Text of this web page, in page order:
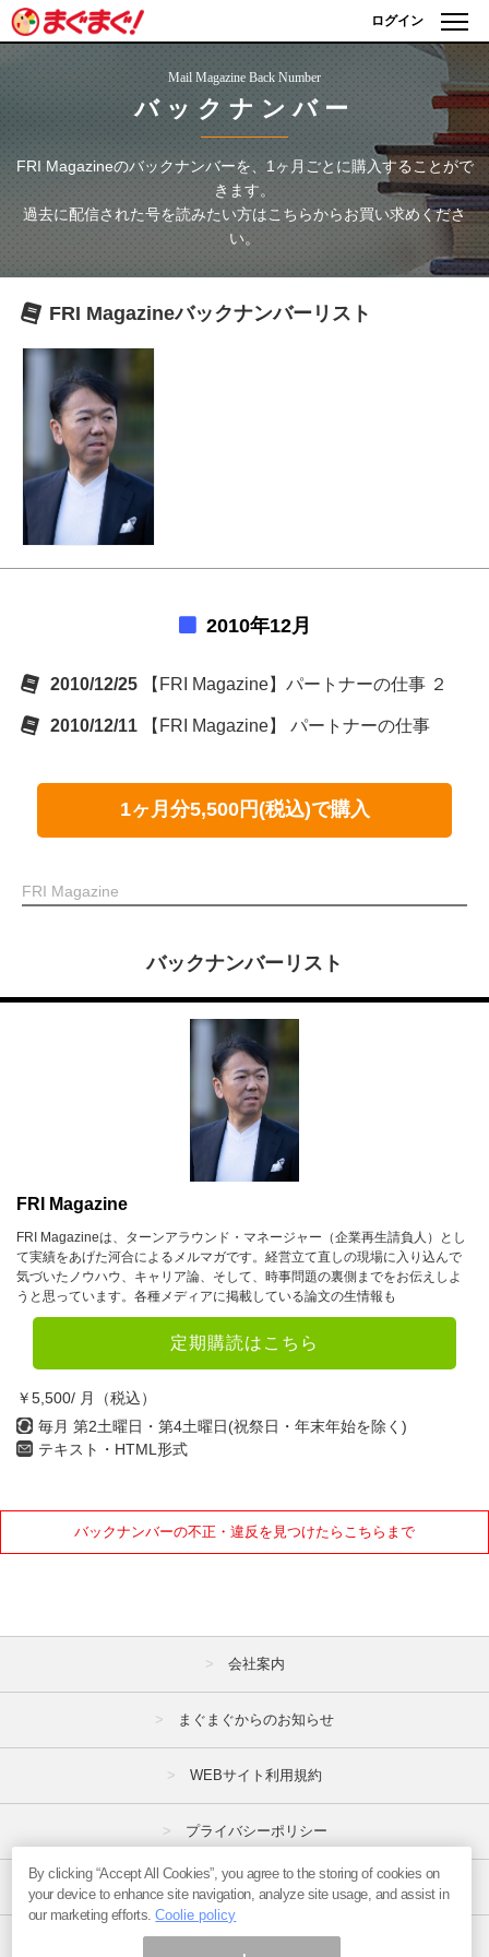
ログイン
Mail Magazine Back Number
バックナンバー
FRI Magazineのバックナンバーを、1ヶ月ごとに購入することがで
きます。
過去に配信された号を読みたい方はこちらからお買い求めくださ
い。
FRI Magazineバックナンバーリスト
2010年12月
2010/12/25 【FRI Magazine】パートナーの仕事 ２
2010/12/11 【FRI Magazine】 パートナーの仕事
1ヶ月分5,500円(税込)で購入
FRI Magazine
バックナンバーリスト
FRI Magazine
FRI Magazineは、ターンアラウンド・マネージャー（企業再生請負人）とし
て実績をあげた河合によるメルマガです。経営立て直しの現場に入り込んで
気づいたノウハウ、キャリア論、そして、時事問題の裏側までをお伝えしよ
うと思っています。各種メディアに掲載している論文の生情報も
定期購読はこちら
￥5,500/ 月（税込）
毎月 第2土曜日・第4土曜日(祝祭日・年末年始を除く)
テキスト・HTML形式
バックナンバーの不正・違反を見つけたらこちらまで
会社案内
まぐまぐからのお知らせ
WEBサイト利用規約
プライバシーポリシー
特定商取引法
By clicking “Accept All Cookies”, you agree to the storing of cookies on
your device to enhance site navigation, analyze site usage, and assist in
our marketing efforts.Coolie policy